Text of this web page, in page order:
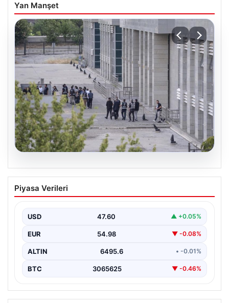
Yan Manşet
Etimesgut Belediyesi’nde Geniş
Kapsamlı Soruşturma: Başkan
Çıktı
Ankara'nın Etimesgut ilçesinde yer alan belediyeye
yönelik yürütülen kapsamlı bir soruşturmanın son
Piyasa Verileri
USD 47.60 ▲ +0.05%
EUR 54.98 ▼ -0.08%
ALTIN 6495.6 • -0.01%
BTC 3065625 ▼ -0.46%